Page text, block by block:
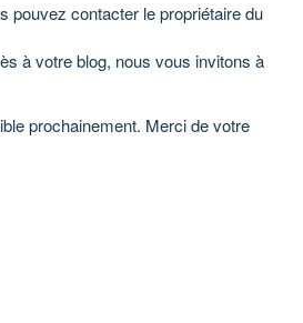
pouvez contacter le propriétaire du
à votre blog, nous vous invitons à
prochainement. Merci de votre